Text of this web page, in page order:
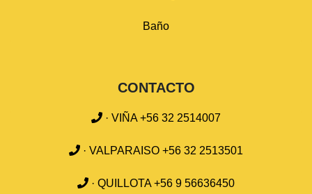
Baño
CONTACTO
· VIÑA +56 32 2514007
· VALPARAISO +56 32 2513501
· QUILLOTA +56 9 56636450